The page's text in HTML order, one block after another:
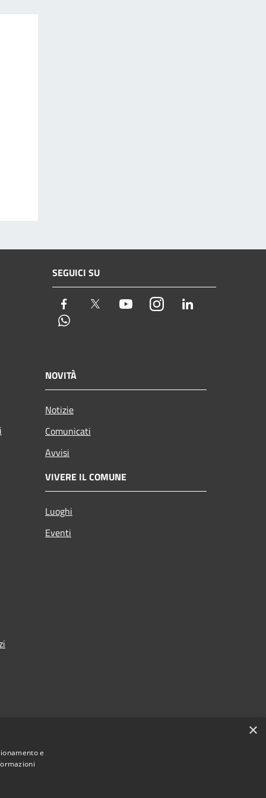
SEGUICI SU
Facebook Twitter YoutubeInstagram
NOVITÀ
Notizie
Comunicati
Avvisi
VIVERE IL COMUNE
Luoghi
Eventi
×
e